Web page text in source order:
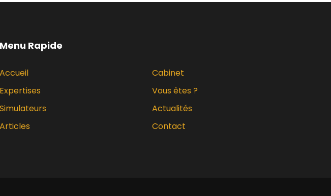
Menu Rapide
Accueil
Cabinet
Expertises
Vous êtes ?
Simulateurs
Actualités
Articles
Contact